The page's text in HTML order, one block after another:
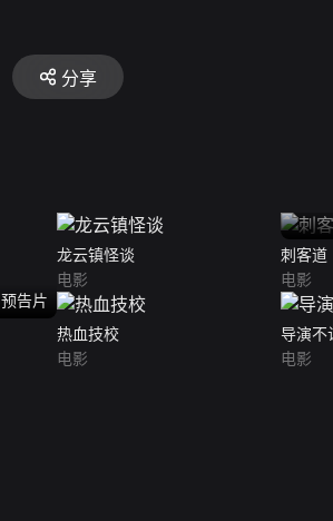
分享
龙云镇怪谈
电影
刺客道
电影
预告片
热血技校
电影
导演不
电影